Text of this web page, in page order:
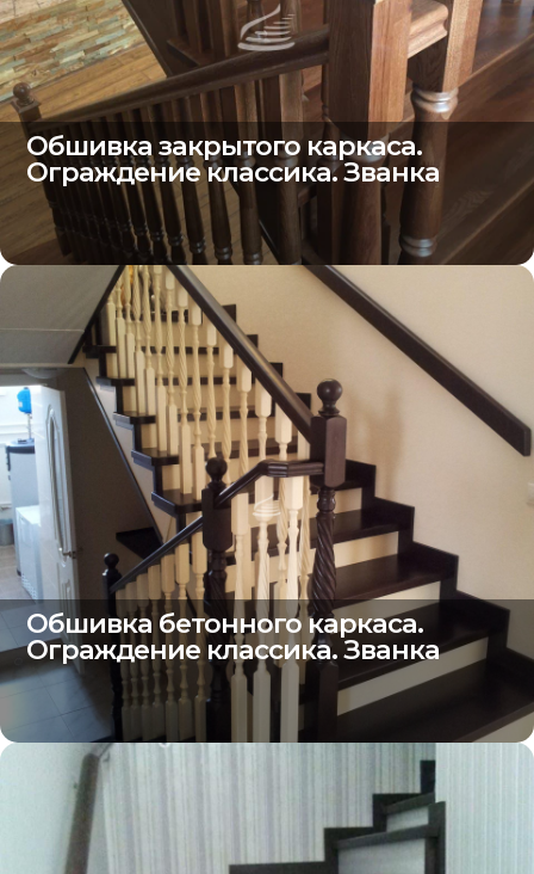
Обшивка закрытого каркаса.
Ограждение классика. Званка
Обшивка бетонного каркаса.
Ограждение классика. Званка